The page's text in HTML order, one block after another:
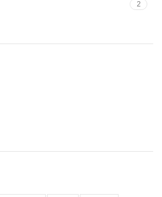
2